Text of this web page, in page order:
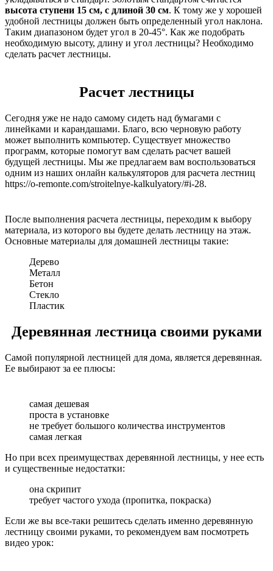
высота ступени 15 см, с длиной 30 см. К тому же у хорошей
удобной лестницы должен быть определенный угол наклона.
Таким диапазоном будет угол в 20-45°. Как же подобрать
необходимую высоту, длину и угол лестницы? Необходимо
сделать расчет лестницы.
Расчет лестницы
Сегодня уже не надо самому сидеть над бумагами с
линейками и карандашами. Благо, всю черновую работу
может выполнить компьютер. Существует множество
программ, которые помогут вам сделать расчет вашей
будущей лестницы. Мы же предлагаем вам воспользоваться
одним из наших онлайн калькуляторов для расчета лестниц
https://o-remonte.com/stroitelnye-kalkulyatory/#i-28.
После выполнения расчета лестницы, переходим к выбору
материала, из которого вы будете делать лестницу на этаж.
Основные материалы для домашней лестницы такие:
Дерево
Металл
Бетон
Стекло
Пластик
Деревянная лестница своими руками
Самой популярной лестницей для дома, является деревянная.
Ее выбирают за ее плюсы:
самая дешевая
проста в установке
не требует большого количества инструментов
самая легкая
Но при всех преимуществах деревянной лестницы, у нее есть
и существенные недостатки:
она скрипит
требует частого ухода (пропитка, покраска)
Если же вы все-таки решитесь сделать именно деревянную
лестницу своими руками, то рекомендуем вам посмотреть
видео урок: